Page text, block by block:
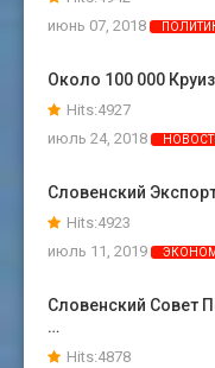
июнь 07, 2018
Около 100 000
Hits:4927
июль 24, 2018
Словенский
Hits:4923
июль 11, 2019
Словенский Совет
…
Hits:4878